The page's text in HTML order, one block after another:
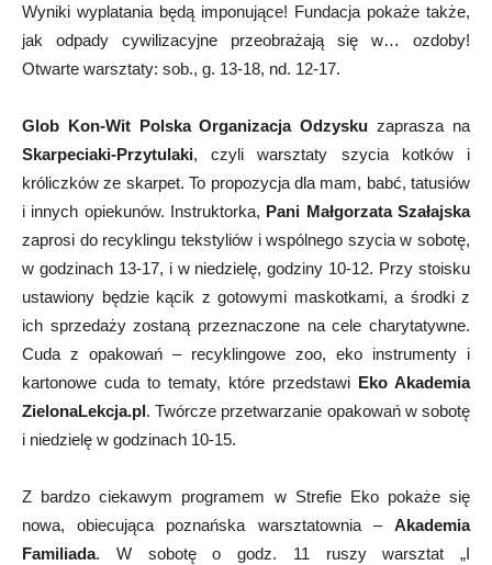
Wyniki wyplatania będą imponujące! Fundacja pokaże także,
jak odpady cywilizacyjne przeobrażają się w… ozdoby!
Otwarte warsztaty: sob., g. 13-18, nd. 12-17.
Glob Kon-Wit Polska Organizacja Odzysku zaprasza na
Skarpeciaki-Przytulaki, czyli warsztaty szycia kotków i
króliczków ze skarpet. To propozycja dla mam, babć, tatusiów
i innych opiekunów. Instruktorka, Pani Małgorzata Szałajska
zaprosi do recyklingu tekstyliów i wspólnego szycia w sobotę,
w godzinach 13-17, i w niedzielę, godziny 10-12. Przy stoisku
ustawiony będzie kącik z gotowymi maskotkami, a środki z
ich sprzedaży zostaną przeznaczone na cele charytatywne.
Cuda z opakowań – recyklingowe zoo, eko instrumenty i
kartonowe cuda to tematy, które przedstawi Eko Akademia
ZielonaLekcja.pl. Twórcze przetwarzanie opakowań w sobotę
i niedzielę w godzinach 10-15.
Z bardzo ciekawym programem w Strefie Eko pokaże się
nowa, obiecująca poznańska warsztatownia – Akademia
Familiada. W sobotę o godz. 11 ruszy warsztat „I